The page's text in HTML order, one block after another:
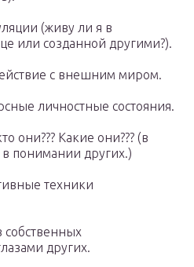
(живу ли я в
или созданной другими?).
с внешним миром.
личностные состояния.
они??? Какие они??? (в
понимании других.)
техники
других.